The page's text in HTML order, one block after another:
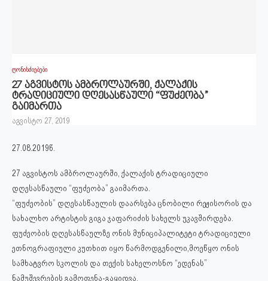
ღონისძიებები
27 აგვისტოს ამბროლაურში, ქალაქის
ტრადიციული დღესასწაული “ფუძეობა”
გაიმართა
აგვისტო 27, 2019
27.08.2019წ.
27 აგვისტოს ამბროლაურში, ქალაქის ტრადიციული
დღესასწაული “ფუძეობა” გაიმართა.
“ფუძეობის” დღესასწაულის დაარსება ცნობილი რეჟისორის და
სახალხო არტისტის გიგა ჯაფარიძის სახელს უკავშირდება.
ფუძეობის დღესასწაულზე ონის მუნიციპალიტეტი ტრადიციული
ეთნოგრაფიული კუთხით იყო წარმოდგენილი,მოეწყო ონის
სამხატვრო სკოლის და თექის სახელოსნო “ედენას”
ნამუშევრების გამოფენა-გაყიდვა.